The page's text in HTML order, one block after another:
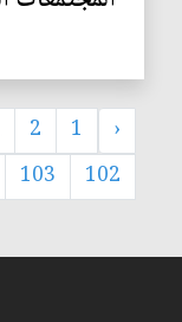
‹
1
2
102
103